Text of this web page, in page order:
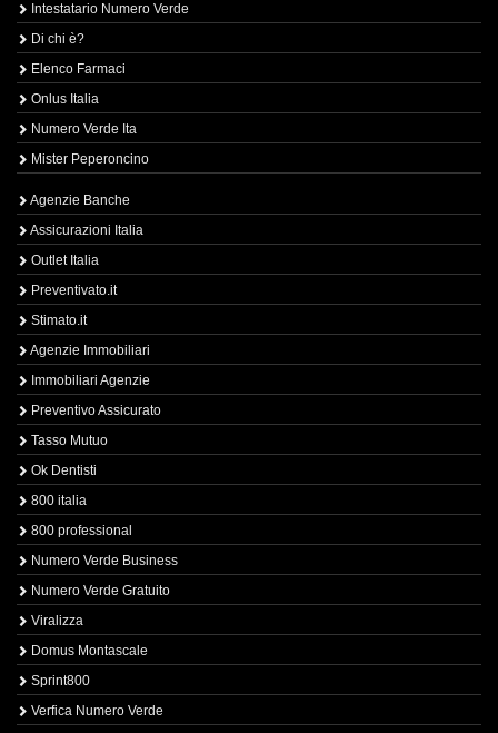
Intestatario Numero Verde
Di chi è?
Elenco Farmaci
Onlus Italia
Numero Verde Ita
Mister Peperoncino
Agenzie Banche
Assicurazioni Italia
Outlet Italia
Preventivato.it
Stimato.it
Agenzie Immobiliari
Immobiliari Agenzie
Preventivo Assicurato
Tasso Mutuo
Ok Dentisti
800 italia
800 professional
Numero Verde Business
Numero Verde Gratuito
Viralizza
Domus Montascale
Sprint800
Verfica Numero Verde